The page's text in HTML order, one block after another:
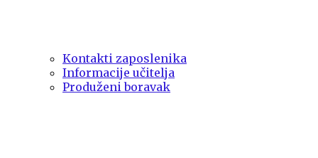
Kontakti zaposlenika
Informacije učitelja
Produženi boravak